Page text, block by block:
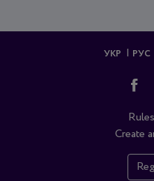
УКР РУС
Rules
Create